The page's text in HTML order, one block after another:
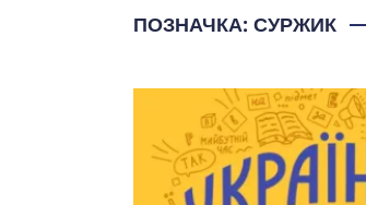
ПОЗНАЧКА: СУРЖИК